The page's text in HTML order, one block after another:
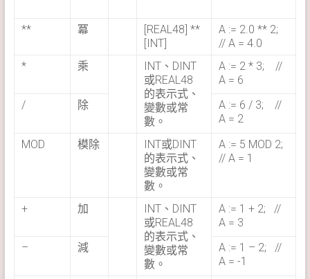
** 冪
[REAL48] **
[INT]
A := 2.0 ** 2;
// A = 4.0
*
乘
INT、DINT
或REAL48
的表示式、
變數或常
數。
A := 2 * 3; //
A = 6
/
除
A := 6 / 3; //
A = 2
MOD
模除
INT或DINT
的表示式、
變數或常
數。
A := 5 MOD 2;
// A = 1
+ 加
INT、DINT
或REAL48
的表示式、
變數或常
數。
A := 1 + 2; //
A = 3
–
減
A := 1 – 2; //
A = -1